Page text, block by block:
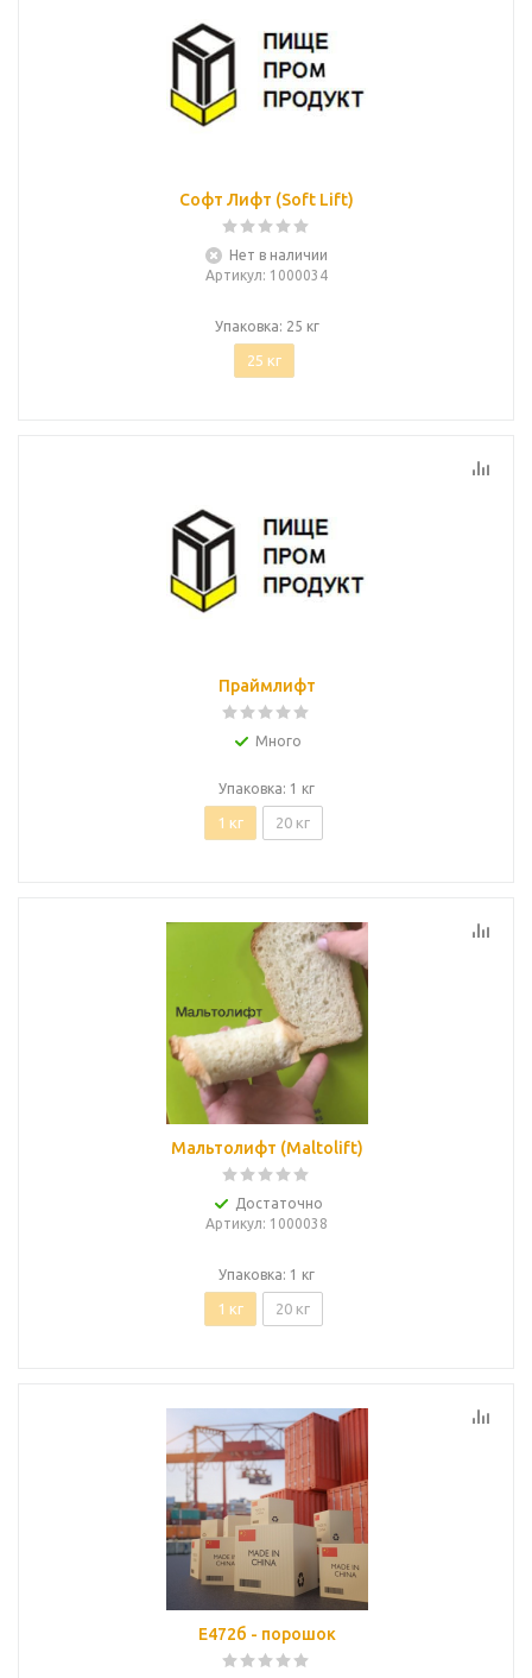
Софт Лифт (Soft Lift)
Нет в наличии
Артикул: 1000034
Упаковка: 25 кг
25 кг
Праймлифт
Много
Упаковка: 1 кг
1 кг 20 кг
Мальтолифт (Maltolift)
Достаточно
Артикул: 1000038
Упаковка: 1 кг
1 кг 20 кг
Е472б - порошок